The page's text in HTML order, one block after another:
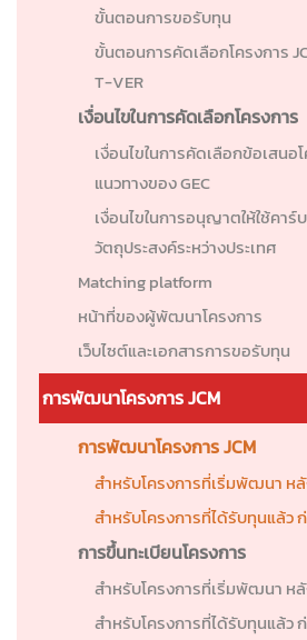
ขั้นตอนการขอรับทุน
ขั้นตอนการคัดเลือกโครงการ
T-VER
เงื่อนไขในการคัดเลือกโครงการ
เงื่อนไขในการคัดเลือกข้อเสน
แนวทางของ GEC
เงื่อนไขในการอนุญาตให้ใช้คา
วัตถุประสงค์ระหว่างประเทศ
Matching platform
หน้าที่ของผู้พัฒนาโครงการ
เว็บไซต์และเอกสารการขอรับทุน
การพัฒนาโครงการ JCM
การพัฒนาโครงการ JCM
สำหรับโครงการที่เริ่มพัฒนา ห
สำหรับโครงการที่ได้รับทุนแล้ว
การขึ้นทะเบียนโครงการ
สำหรับโครงการที่เริ่มพัฒนา ห
สำหรับโครงการที่ได้รับทุนแล้ว